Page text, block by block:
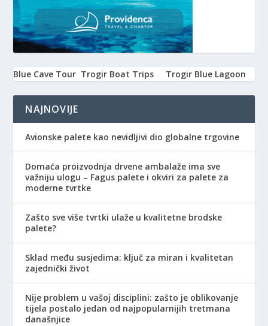
Blue Cave Tour Trogir Boat Trips Trogir Blue Lagoon
NAJNOVIJE
Avionske palete kao nevidljivi dio globalne trgovine
Domaća proizvodnja drvene ambalaže ima sve
važniju ulogu – Fagus palete i okviri za palete za
moderne tvrtke
Zašto sve više tvrtki ulaže u kvalitetne brodske
palete?
Sklad među susjedima: ključ za miran i kvalitetan
zajednički život
Nije problem u vašoj disciplini: zašto je oblikovanje
tijela postalo jedan od najpopularnijih tretmana
današnjice